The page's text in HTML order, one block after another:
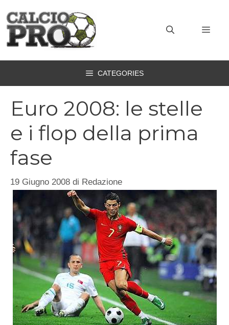
contenuto
CATEGORIES
Euro 2008: le stelle
e i flop della prima
fase
19 Giugno 2008 di Redazione